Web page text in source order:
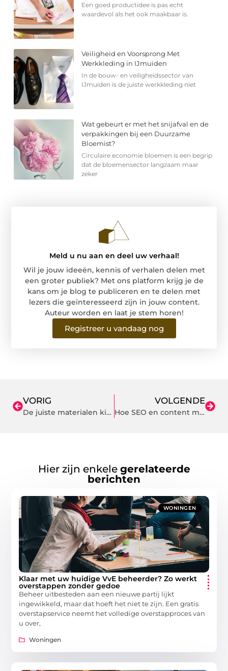
Een goed productidee is pas echt
waardevol als het ook maakbaar is.
Veiligheid en Voorsprong Met
Werkkleding in IJmuiden
In de bouw- en veiligheidssector van
IJmuiden is de juiste werkkleding niet
Wat gebeurt er met het snijafval en de
verpakkingen bij een Duurzame
Bloemist?
Circulaire economie bloemen is een begrip
dat de bloemensector langzaam maar
zeker
Meld u nu aan en deel uw verhaal!
Wil je jouw ideeën, kennis of verhalen delen met
een groter publiek? Met ons platform krijg je de
kans om je blog te publiceren en te delen met
lezers die geïnteresseerd zijn in jouw content.
Auteur worden en laat je stem horen!
Registreer u vandaag nog
VORIG
De juiste materialen kiezen voor het aanleggen van padelbanen in Nederland
VOLGENDE
Hoe SEO en content marketing samenwerken als u uitbesteedt
Hier zijn enkele gerelateerde
berichten
WONINGEN
Klaar met uw huidige VvE beheerder? Zo werkt
overstappen zonder gedoe
Beheer uitbesteden aan een nieuwe partij lijkt
ingewikkeld, maar dat hoeft het niet te zijn. Een gratis
overstapservice neemt het volledige overstapproces van
u over,
Woningen